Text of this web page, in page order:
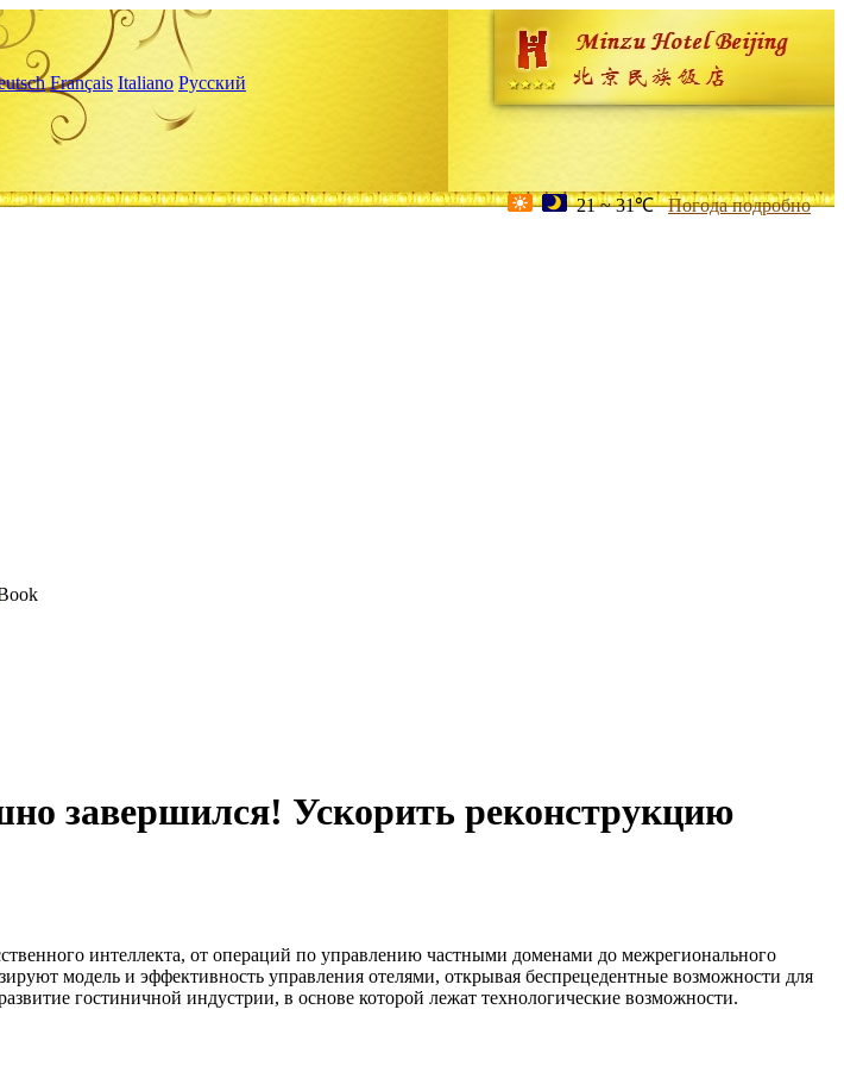
Français Italiano Русский
21 ~ 31℃ Погода подробно
завершился! Ускорить реконструкцию
интеллекта, от операций по управлению частными доменами до межрегионального
модель и эффективность управления отелями, открывая беспрецедентные возможности для
гостиничной индустрии, в основе которой лежат технологические возможности.